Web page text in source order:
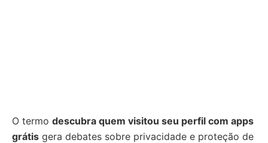
O termo descubra quem visitou seu perfil com apps
grátis gera debates sobre privacidade e proteção de